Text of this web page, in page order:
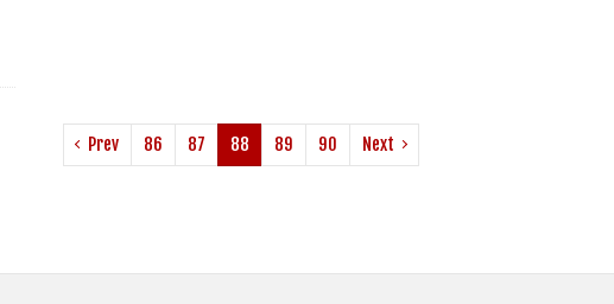
Prev 86 87 88 89 90 Next